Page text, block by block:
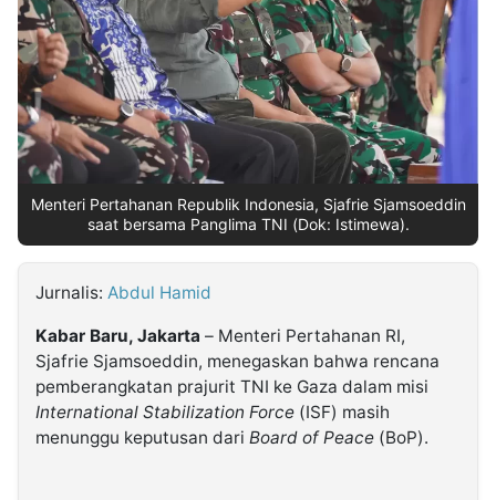
Insight
NTB
Suara
Time
Lens
IDN
Daily
Jogja
Jalan
Rakyat
Idealita
News
Kita
Notice
Dinamikapost.com
Radar
Baru
Seedbacklink
Follow
Kabarbaru
Kabarbaru.co
2026
Menteri Pertahanan Republik Indonesia, Sjafrie Sjamsoeddin
saat bersama Panglima TNI (Dok: Istimewa).
Jurnalis: Abdul Hamid
Kabar Baru, Jakarta – Menteri Pertahanan RI,
Sjafrie Sjamsoeddin, menegaskan bahwa rencana
pemberangkatan prajurit TNI ke Gaza dalam misi
International Stabilization Force (ISF) masih
menunggu keputusan dari Board of Peace (BoP).